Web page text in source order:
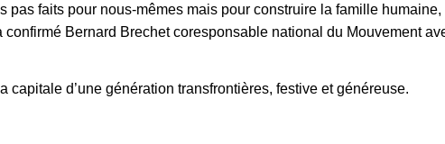
pas faits pour nous-mêmes mais pour construire la famille
confirmé Bernard Brechet coresponsable national du Mouvement
d’une génération transfrontières, festive et généreuse.